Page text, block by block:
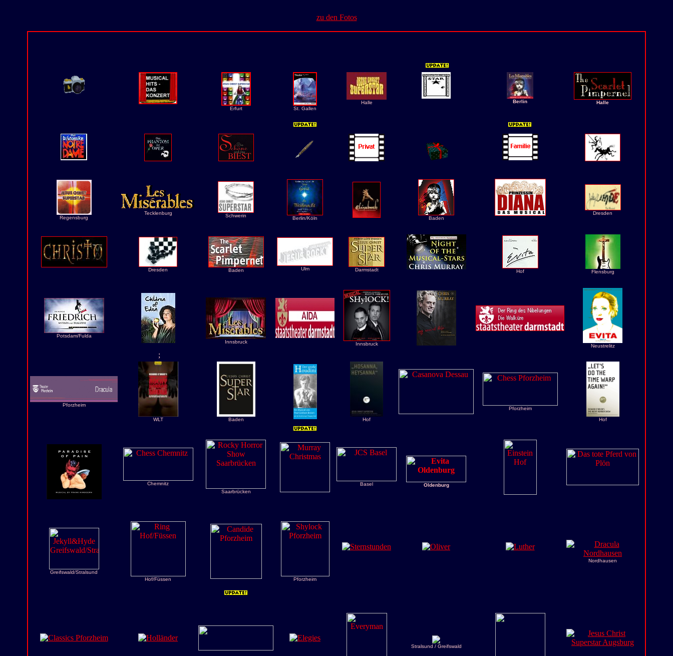
zu den Fotos
Erfurt St. Gallen
Halle Berlin Halle
Regensburg
Tecklenburg Schwerin Berlin/Köln Baden
Dresden
Dresden Baden Ulm Darmstadt Hof Flensburg
Potsdam/Fulda
Innsbruck
Innsbruck Neustrelitz
;
Pforzheim
WLT Baden Hof
Pforzheim
Hof
Chemnitz
Saarbrücken
Basel Oldenburg
Greifswald/Stralsund
Hof/Füssen
Pforzheim
Nordhausen
Stralsund / Greifswald